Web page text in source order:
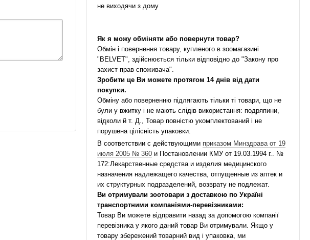
не виходячи з дому
Як я можу обміняти або повернути товар?
Обмін і повернення товару, купленого в зоомагазині
"BELVET", здійснюється тільки відповідно до "Закону про
захист прав споживача".
Зробити це Ви можете протягом 14 днів від дати
покупки.
Обміну або поверненню підлягають тільки ті товари, що не
були у вжитку і не мають слідів використання: подряпини,
відколи й т. Д., Товар повністю укомплектований і не
порушена цілісність упаковки.
В соответствии с действующими приказом Минздрава от 19
июля 2005 № 360и Постановлении КМУ от 19.03.1994 г.. №
172:Лекарственные средства и изделия медицинского
назначения надлежащего качества, отпущенные из аптек и
их структурных подразделений, возврату не подлежат.
Ви отримували зоотовари з доставкою по Україні
транспортними компаніями-перевізниками:
Товар Ви можете відправити назад за допомогою компанії
перевізника у якого даний товар Ви отримували. Якщо у
товару збережений товарний вид і упаковка, ми